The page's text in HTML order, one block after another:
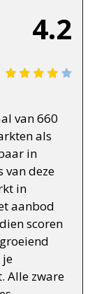
4.2
van 660
als
in
van deze
in
aanbod
scoren
Alle zware